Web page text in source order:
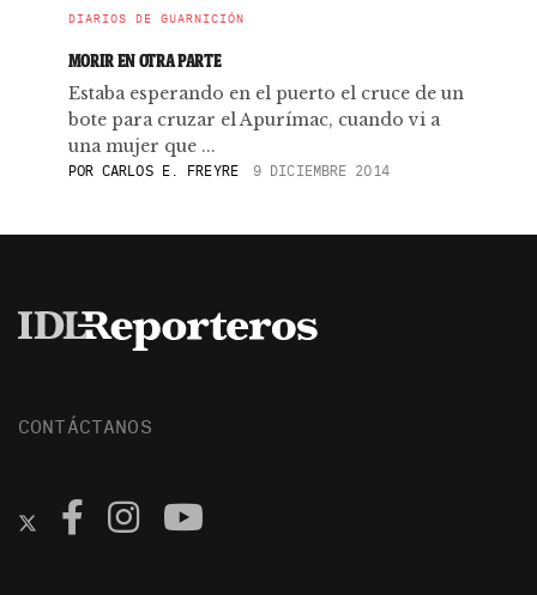
DIARIOS DE GUARNICIÓN
MORIR EN OTRA PARTE
Estaba esperando en el puerto el cruce de un
bote para cruzar el Apurímac, cuando vi a
una mujer que ...
PORCARLOS E. FREYRE 9 DICIEMBRE 2014
CONTÁCTANOS